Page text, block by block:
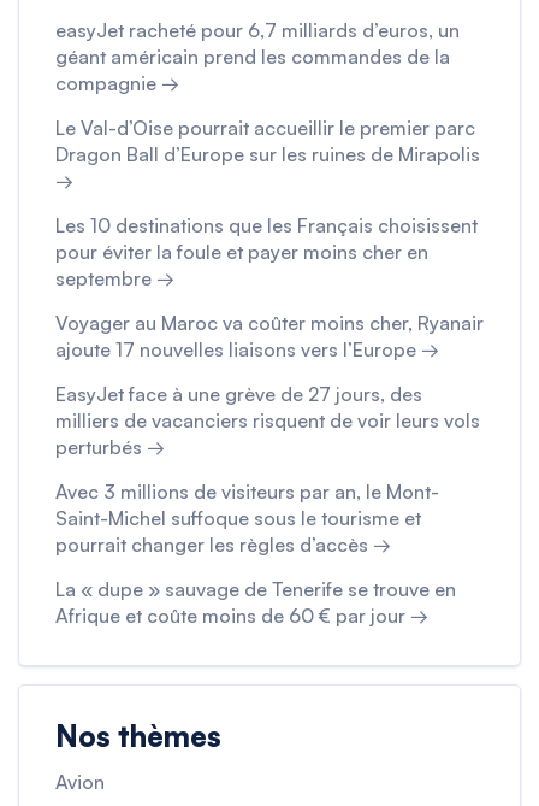
easyJet racheté pour 6,7 milliards d’euros, un
géant américain prend les commandes de la
compagnie →
Le Val-d’Oise pourrait accueillir le premier parc
Dragon Ball d’Europe sur les ruines de Mirapolis
→
Les 10 destinations que les Français choisissent
pour éviter la foule et payer moins cher en
septembre →
Voyager au Maroc va coûter moins cher, Ryanair
ajoute 17 nouvelles liaisons vers l’Europe →
EasyJet face à une grève de 27 jours, des
milliers de vacanciers risquent de voir leurs vols
perturbés →
Avec 3 millions de visiteurs par an, le Mont-
Saint-Michel suffoque sous le tourisme et
pourrait changer les règles d’accès →
La « dupe » sauvage de Tenerife se trouve en
Afrique et coûte moins de 60 € par jour →
Nos thèmes
Avion